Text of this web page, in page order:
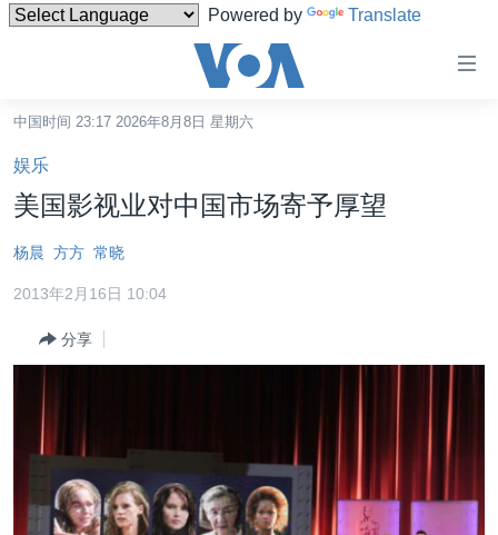
Powered by Translate
碍
链
接
跳
转
内
台湾
港澳
国际
最新国际新闻
印太
欧洲
分类新闻
经济·金融·贸易
科教·文娱·体健
美中关系
白宫要闻
VOA视频
中国时间 23:17 2026年8月8日 星期六
娱乐
美国影视业对中国市场寄予厚望
杨晨 方方 常晓
2013年2月16日 10:04
分享